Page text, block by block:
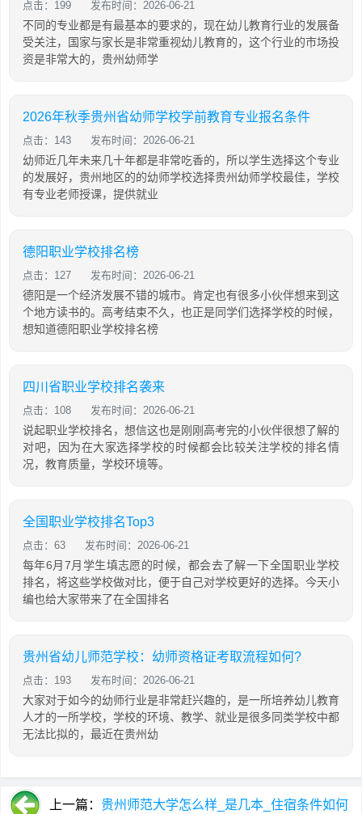
点击：199 发布时间：2026-06-21
不同的专业都是有最基本的要求的，现在幼儿教育行业的发展备
受关注，国家与家长是非常重视幼儿教育的，这个行业的市场投
资是非常大的，贵州幼师学
2026年秋季贵州省幼师学校学前教育专业报名条件
点击：143 发布时间：2026-06-21
幼师近几年未来几十年都是非常吃香的，所以学生选择这个专业
的发展好，贵州地区的的幼师学校选择贵州幼师学校最佳，学校
有专业老师授课，提供就业
德阳职业学校排名榜
点击：127 发布时间：2026-06-21
德阳是一个经济发展不错的城市。肯定也有很多小伙伴想来到这
个地方读书的。高考结束不久，也正是同学们选择学校的时候，
想知道德阳职业学校排名榜
四川省职业学校排名袭来
点击：108 发布时间：2026-06-21
说起职业学校排名，想信这也是刚刚高考完的小伙伴很想了解的
对吧，因为在大家选择学校的时候都会比较关注学校的排名情
况，教育质量，学校环境等。
全国职业学校排名Top3
点击：63 发布时间：2026-06-21
每年6月7月学生填志愿的时候，都会去了解一下全国职业学校
排名，将这些学校做对比，便于自己对学校更好的选择。今天小
编也给大家带来了在全国排名
贵州省幼儿师范学校：幼师资格证考取流程如何?
点击：193 发布时间：2026-06-21
大家对于如今的幼师行业是非常赶兴趣的，是一所培养幼儿教育
人才的一所学校，学校的环境、教学、就业是很多同类学校中都
无法比拟的，最近在贵州幼
上一篇： 贵州师范大学怎么样_是几本_住宿条件如何